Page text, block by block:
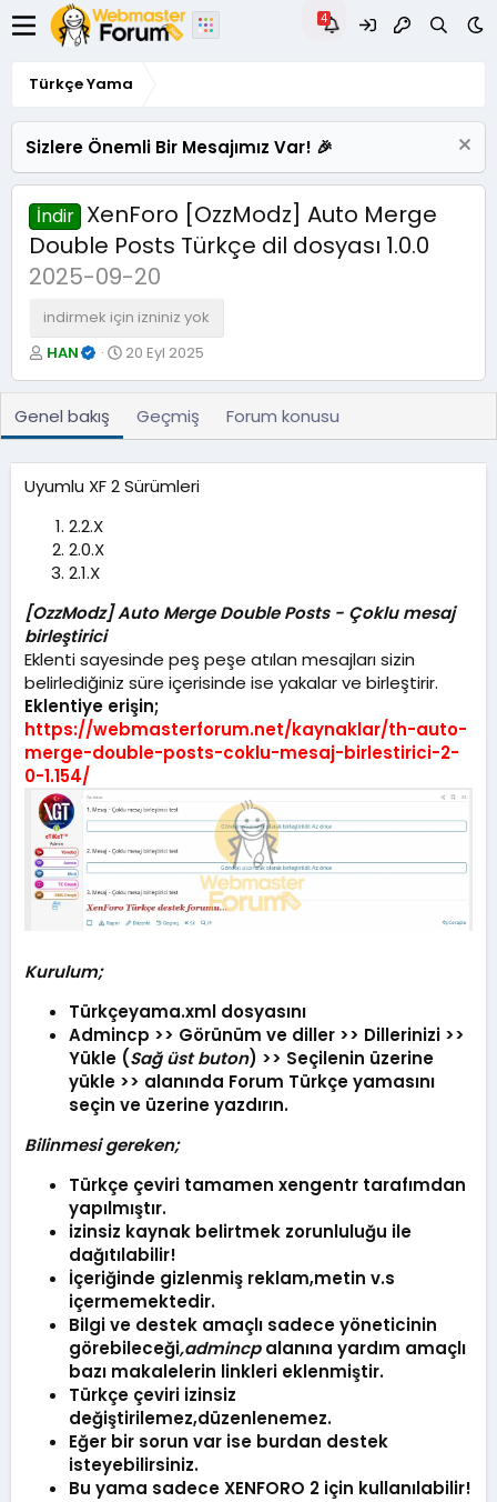
Türkçe Yama
Sizlere Önemli Bir Mesajımız Var! 🎉
İndir XenForo [OzzModz] Auto Merge
Double Posts Türkçe dil dosyası 1.0.0
2025-09-20
indirmek için izniniz yok
Y
a
r
HAN
O
u
r
h
i
20 Eyl 2025
Genel bakış Geçmiş Forum konusu
Uyumlu XF 2 Sürümleri
2.2.X
2.0.X
2.1.X
[OzzModz] Auto Merge Double Posts- Çoklu mesaj
birleştirici
Eklenti sayesinde peş peşe atılan mesajları sizin
belirlediğiniz süre içerisinde ise yakalar ve birleştirir.
Eklentiye erişin;
https://webmasterforum.net/kaynaklar/th-auto-
merge-double-posts-coklu-mesaj-birlestirici-2-
0-1.154/
Kurulum;
Türkçeyama.xml dosyasını
Admincp >> Görünüm ve diller >> Dillerinizi >>
Yükle (Sağ üst buton) >> Seçilenin üzerine
yükle >> alanında Forum Türkçe yamasını
seçin ve üzerine yazdırın.
Bilinmesi gereken;
Türkçe çeviri tamamen xengentr tarafımdan
yapılmıştır.
izinsiz kaynak belirtmek zorunluluğu ile
dağıtılabilir!
İçeriğinde gizlenmiş reklam,metin v.s
içermemektedir.
Bilgi ve destek amaçlı sadece yöneticinin
görebileceği,admincpalanına yardım amaçlı
bazı makalelerin linkleri eklenmiştir.
Türkçe çeviri izinsiz
değiştirilemez,düzenlenemez.
Eğer bir sorun var ise burdan destek
isteyebilirsiniz.
Bu yama sadeceXENFORO 2 için kullanılabilir!